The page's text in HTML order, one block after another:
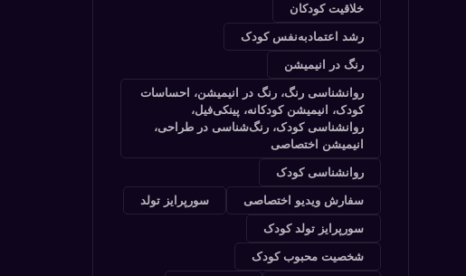
خلاقیت کودکان
رشد اعتمادبه‌نفس کودک
رنگ در انیمیشن
روانشناسی رنگ، رنگ در انیمیشن، احساسات
کودک، انیمیشن کودکانه، پینکی‌فیل،
روانشناسی کودک، رنگ‌شناسی در طراحی،
انیمیشن اختصاصی
روانشناسی کودک
سفارش ویدیو اختصاصی
سورپرایز تولد
سورپرایز تولد کودک
شخصیت محبوب کودک